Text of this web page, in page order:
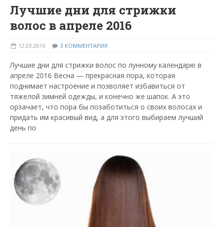
Лучшие дни для стрижки
волос в апреле 2016
12.03.2016 3 КОММЕНТАРИЯ
Лучшие дни для стрижки волос по лунному календарю в
апреле 2016 Весна — прекрасная пора, которая
поднимает настроение и позволяет избавиться от
тяжелой зимней одежды, и конечно же шапок. А это
оpзачает, что пора бы позаботиться о своих волосах и
придать им красивый вид, а для этого выбираем лучший
день по